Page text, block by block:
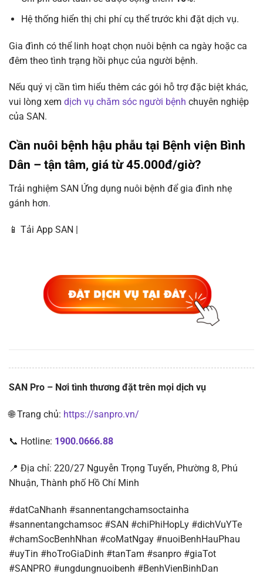
Hệ thống hiển thị chi phí cụ thể trước khi đặt dịch vụ.
Gia đình có thể linh hoạt chọn nuôi bệnh ca ngày hoặc ca
đêm theo tình trạng hồi phục của người bệnh.
Nếu quý vị cần tìm hiểu thêm các gói hỗ trợ đặc biệt khác,
vui lòng xem dịch vụ chăm sóc người bệnh chuyên nghiệp
của SAN.
Cần nuôi bệnh hậu phẫu tại Bệnh viện Bình
Dân – tận tâm, giá từ 45.000đ/giờ?
Trải nghiệm SAN Ứng dụng nuôi bệnh để gia đình nhẹ
gánh hơn.
📱 Tải App SAN |
SAN Pro – Nơi tình thương đặt trên mọi dịch vụ
🌐 Trang chủ: https://sanpro.vn/
📞 Hotline: 1900.0666.88
📍 Địa chỉ: 220/27 Nguyễn Trọng Tuyển, Phường 8, Phú
Nhuận, Thành phố Hồ Chí Minh
#datCaNhanh #sannentangchamsoctainha
#sannentangchamsoc #SAN #chiPhiHopLy #dichVuYTe
#chamSocBenhNhan #coMatNgay #nuoiBenhHauPhau
#uyTin #hoTroGiaDinh #tanTam #sanpro #giaTot
#SANPRO #ungdungnuoibenh #BenhVienBinhDan